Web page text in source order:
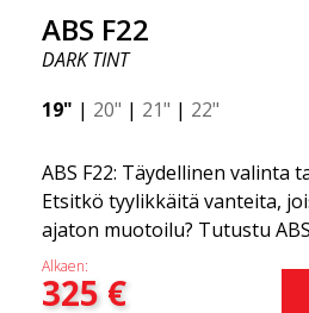
ABS F22
DARK TINT
19" | 20" | 21" | 22"
ABS F22: Täydellinen valinta
Etsitkö tyylikkäitä vanteita,
ajaton muotoilu? Tutustu
on uusi lisäys ABS Luxury
Tämän vanteen suuri etu on
Alkaen:
325€